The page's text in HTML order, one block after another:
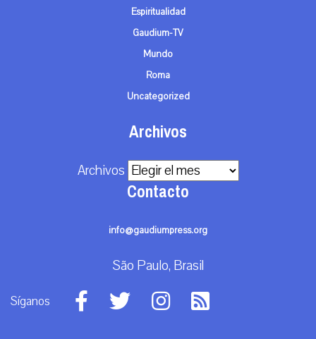
Espiritualidad
Gaudium-TV
Mundo
Roma
Uncategorized
Archivos
Archivos
Contacto
info@gaudiumpress.org
São Paulo, Brasil
Síganos